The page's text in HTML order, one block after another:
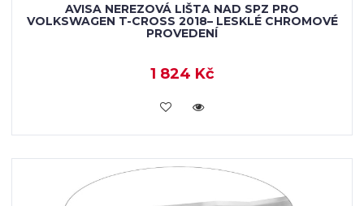
AVISA NEREZOVÁ LIŠTA NAD SPZ PRO
VOLKSWAGEN T-CROSS 2018– LESKLÉ CHROMOVÉ
PROVEDENÍ
1 824 Kč
VLOŽIT DO KOŠÍKU